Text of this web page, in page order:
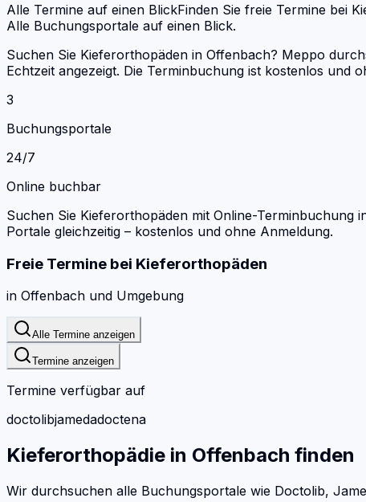
Alle Termine auf einen BlickFinden Sie freie Termine bei
Alle Buchungsportale auf einen Blick.
Suchen Sie Kieferorthopäden in Offenbach? Meppo
Echtzeit angezeigt. Die Terminbuchung ist kostenlos und
3
Buchungsportale
24/7
Online buchbar
Suchen Sie Kieferorthopäden mit Online-Terminbuchung
Portale gleichzeitig – kostenlos und ohne Anmeldung.
Freie Termine bei Kieferorthopäden
in Offenbach und Umgebung
Alle Termine anzeigen
Termine anzeigen
Termine verfügbar auf
doctolibjamedadoctena
Kieferorthopädie in Offenbach finden
Wir durchsuchen alle Buchungsportale wie Doctolib,